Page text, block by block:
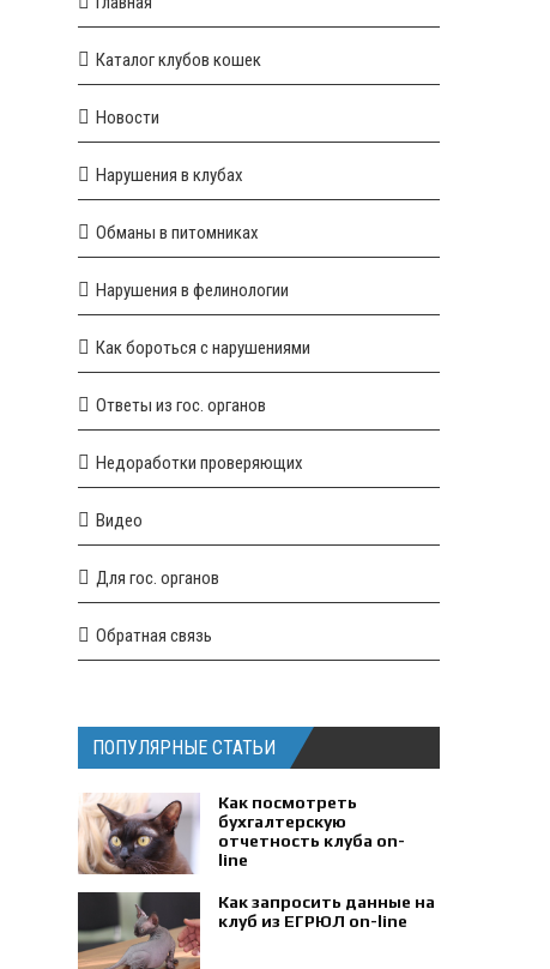
Каталог клубов кошек
Новости
Нарушения в клубах
Обманы в питомниках
Нарушения в фелинологии
Как бороться с нарушениями
Ответы из гос. органов
Недоработки проверяющих
Видео
Для гос. органов
Обратная связь
ПОПУЛЯРНЫЕ СТАТЬИ
Как посмотреть
бухгалтерскую
отчетность клуба on-
line
Как запросить данные на
клуб из ЕГРЮЛ on-line